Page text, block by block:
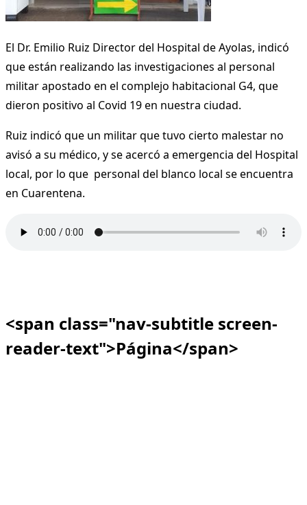
El Dr. Emilio Ruiz Director del Hospital de Ayolas, indicó
que están realizando las investigaciones al personal
militar apostado en el complejo habitacional G4, que
dieron positivo al Covid 19 en nuestra ciudad.
Ruiz indicó que un militar que tuvo cierto malestar no
avisó a su médico, y se acercó a emergencia del Hospital
local, por lo que personal del blanco local se encuentra
en Cuarentena.
<span class="nav-subtitle screen-
reader-text">Página</span>